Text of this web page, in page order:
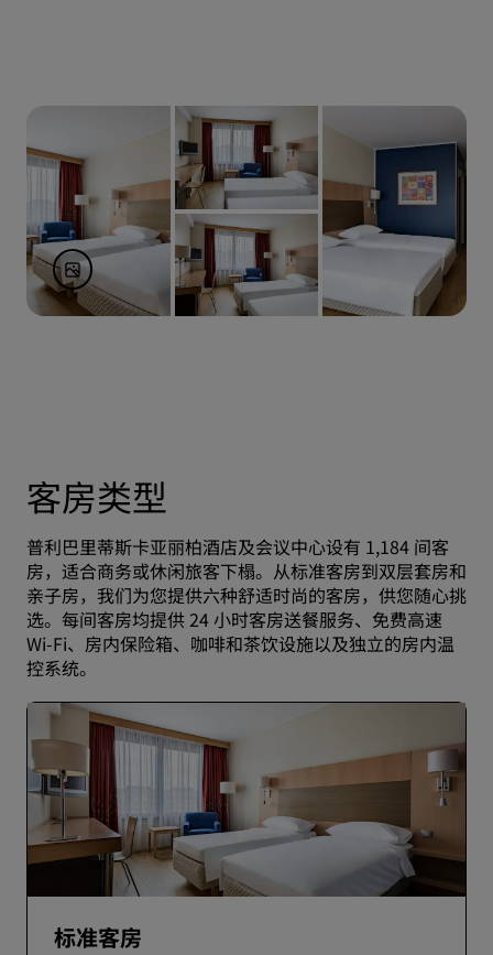
客房类型
普利巴里蒂斯卡亚丽柏酒店及会议中心设有 1,184 间客
房，适合商务或休闲旅客下榻。从标准客房到双层套房和
亲子房，我们为您提供六种舒适时尚的客房，供您随心挑
选。每间客房均提供 24 小时客房送餐服务、免费高速
Wi-Fi、房内保险箱、咖啡和茶饮设施以及独立的房内温
控系统。
标准客房